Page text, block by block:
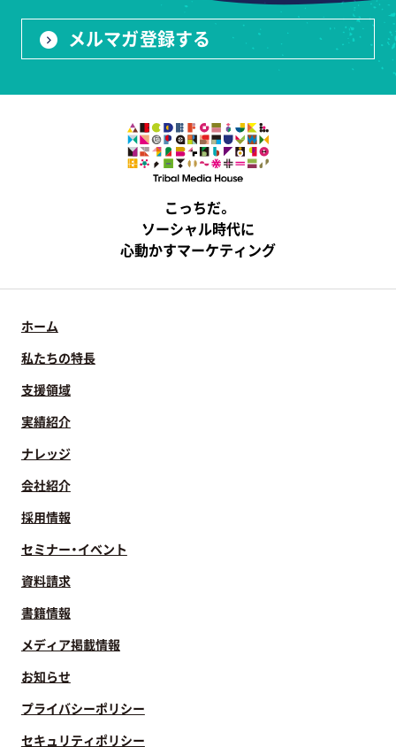
メルマガ登録する
こっちだ。
ソーシャル時代に
心動かすマーケティング
ホーム
私たちの特長
支援領域
実績紹介
ナレッジ
会社紹介
採用情報
セミナー・イベント
資料請求
書籍情報
メディア掲載情報
お知らせ
プライバシーポリシー
セキュリティポリシー